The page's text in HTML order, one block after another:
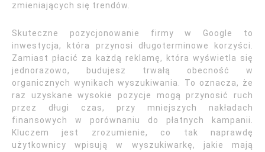
zmieniających się trendów.
Skuteczne pozycjonowanie firmy w Google to
inwestycja, która przynosi długoterminowe korzyści.
Zamiast płacić za każdą reklamę, która wyświetla się
jednorazowo, budujesz trwałą obecność w
organicznych wynikach wyszukiwania. To oznacza, że
raz uzyskane wysokie pozycje mogą przynosić ruch
przez długi czas, przy mniejszych nakładach
finansowych w porównaniu do płatnych kampanii.
Kluczem jest zrozumienie, co tak naprawdę
użytkownicy wpisują w wyszukiwarkę, jakie mają